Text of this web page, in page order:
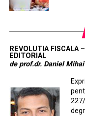
REVOLUTIA FISCALA
EDITORIAL
de prof.dr. Daniel Mihai